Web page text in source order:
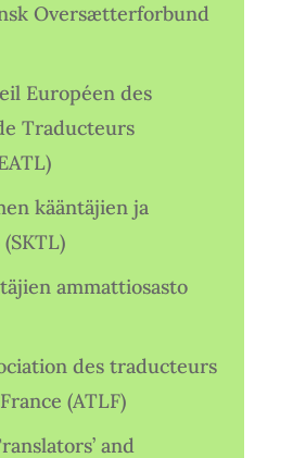
Oversætterforbund
Européen des
Traducteurs
kääntäjien ja
ammattiosasto
des traducteurs
(ATLF)
and